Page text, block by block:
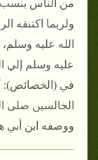
من الناس ينسب
ولربما اكتنفه
الله عليه
عليه وسلم إلي
في (الخصائص):
الجالسين صلى
ووصفه ابن أبي